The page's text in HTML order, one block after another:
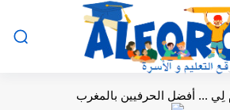
... أفضل الحرفيين بالمغرب